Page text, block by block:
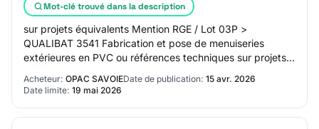
Mot-clé trouvé dans la description
sur projets équivalents Mention RGE / Lot 03P >
QUALIBAT 3541 Fabrication et pose de menuiseries
extérieures en PVC ou références techniques sur projets
Acheteur: OPAC SAVOIEDate de publication: 15 avr. 2026
Date limite: 19 mai 2026